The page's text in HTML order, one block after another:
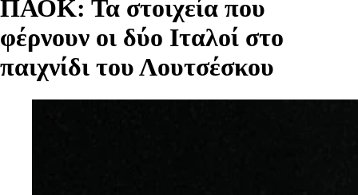
ΠΑΟΚ: Τα στοιχεία που
φέρνουν οι δύο Ιταλοί στο
παιχνίδι του Λουτσέσκου